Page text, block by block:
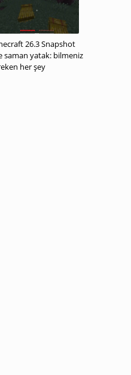
26.3 Snapshot
saman yatak: bilmeniz
her şey